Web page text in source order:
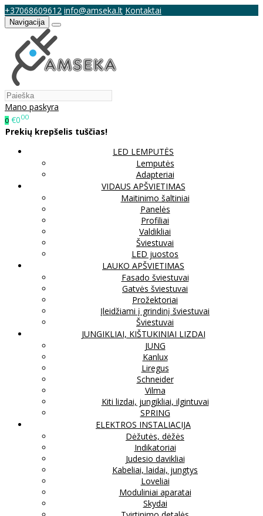
+37068609612 info@amseka.lt Kontaktai
Navigacija
Mano paskyra
0 €000
Prekių krepšelis tuščias!
LED LEMPUTĖS
Lemputės
Adapteriai
VIDAUS APŠVIETIMAS
Maitinimo šaltiniai
Panelės
Profiliai
Valdikliai
Šviestuvai
LED juostos
LAUKO APŠVIETIMAS
Fasado šviestuvai
Gatvės šviestuvai
Prožektoriai
Įleidžiami į grindinį šviestuvai
Šviestuvai
JUNGIKLIAI, KIŠTUKINIAI LIZDAI
JUNG
Kanlux
Liregus
Schneider
Vilma
Kiti lizdai, jungikliai, ilgintuvai
SPRING
ELEKTROS INSTALIACIJA
Dėžutės, dėžės
Indikatoriai
Judesio davikliai
Kabeliai, laidai, jungtys
Loveliai
Moduliniai aparatai
Skydai